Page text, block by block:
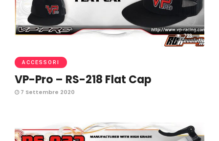
723
ACCESSORI
VP-Pro – RS-218 Flat Cap
7 Settembre 2020